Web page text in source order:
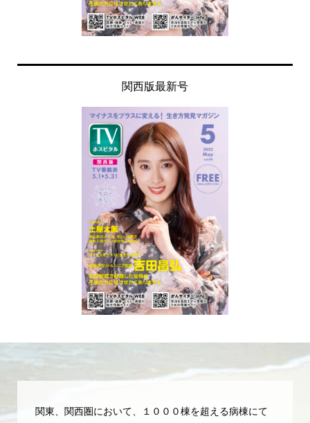
関西版最新号
関東、関西圏において、１０００棟を超える病棟にて